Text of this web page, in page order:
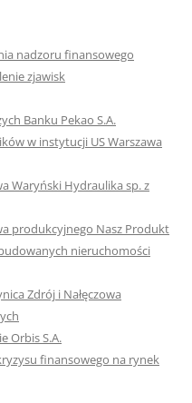
nadzoru finansowego
zjawisk
Banku Pekao S.A.
w instytucji US Warszawa
Waryński Hydraulika sp. z
produkcyjnego Nasz Produkt
nieruchomości
Zdrój i Nałęczowa
Orbis S.A.
finansowego na rynek